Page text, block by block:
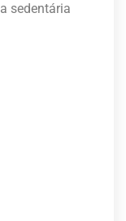
sedentária